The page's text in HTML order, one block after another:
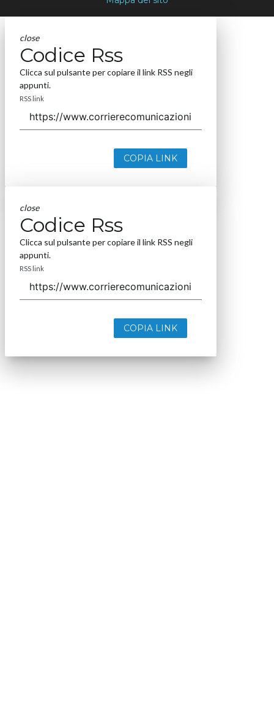
close
Codice Rss
Clicca sul pulsante per copiare il link RSS negli
appunti.
RSS link
COPIA LINK
close
Codice Rss
Clicca sul pulsante per copiare il link RSS negli
appunti.
RSS link
COPIA LINK